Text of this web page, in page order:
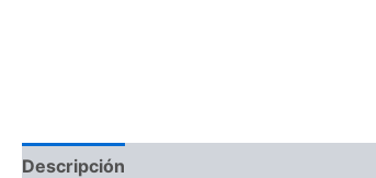
Descripción